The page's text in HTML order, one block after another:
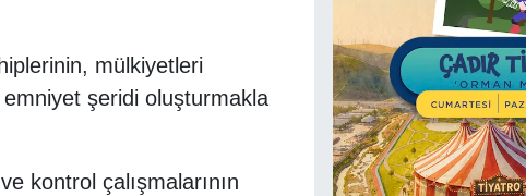
mülkiyetleri
emniyet şeridi oluşturmakla
kontrol çalışmalarının